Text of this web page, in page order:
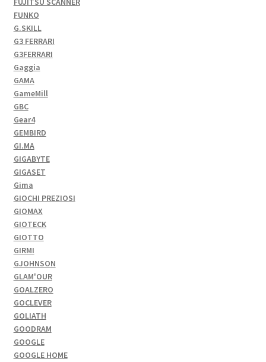
FUNKO
G.SKILL
G3 FERRARI
G3FERRARI
Gaggia
GAMA
GameMill
GBC
Gear4
GEMBIRD
GI.MA
GIGABYTE
GIGASET
Gima
GIOCHI PREZIOSI
GIOMAX
GIOTECK
GIOTTO
GIRMI
GJOHNSON
GLAM'OUR
GOALZERO
GOCLEVER
GOLIATH
GOODRAM
GOOGLE
GOOGLE HOME